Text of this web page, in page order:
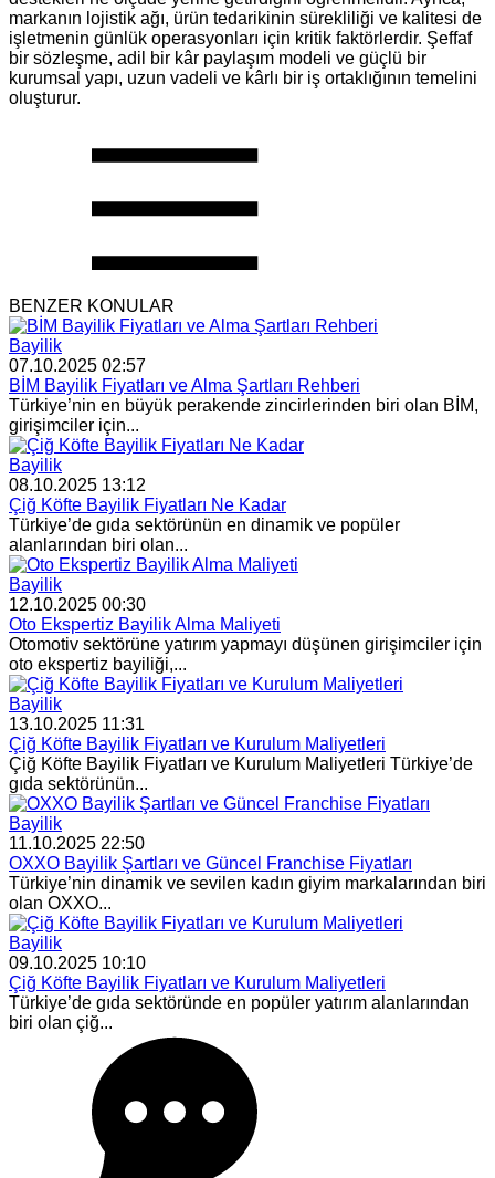
markanın lojistik ağı, ürün tedarikinin sürekliliği ve kalitesi de
işletmenin günlük operasyonları için kritik faktörlerdir. Şeffaf
bir sözleşme, adil bir kâr paylaşım modeli ve güçlü bir
kurumsal yapı, uzun vadeli ve kârlı bir iş ortaklığının temelini
oluşturur.
BENZER KONULAR
Bayilik
07.10.2025 02:57
BİM Bayilik Fiyatları ve Alma Şartları Rehberi
Türkiye’nin en büyük perakende zincirlerinden biri olan BİM,
girişimciler için...
Bayilik
08.10.2025 13:12
Çiğ Köfte Bayilik Fiyatları Ne Kadar
Türkiye’de gıda sektörünün en dinamik ve popüler
alanlarından biri olan...
Bayilik
12.10.2025 00:30
Oto Ekspertiz Bayilik Alma Maliyeti
Otomotiv sektörüne yatırım yapmayı düşünen girişimciler için
oto ekspertiz bayiliği,...
Bayilik
13.10.2025 11:31
Çiğ Köfte Bayilik Fiyatları ve Kurulum Maliyetleri
Çiğ Köfte Bayilik Fiyatları ve Kurulum Maliyetleri Türkiye’de
gıda sektörünün...
Bayilik
11.10.2025 22:50
OXXO Bayilik Şartları ve Güncel Franchise Fiyatları
Türkiye’nin dinamik ve sevilen kadın giyim markalarından biri
olan OXXO...
Bayilik
09.10.2025 10:10
Çiğ Köfte Bayilik Fiyatları ve Kurulum Maliyetleri
Türkiye’de gıda sektöründe en popüler yatırım alanlarından
biri olan çiğ...